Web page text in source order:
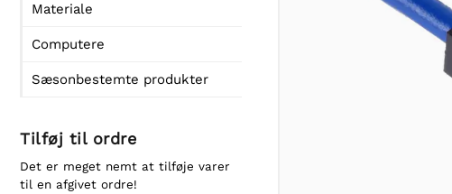
Materiale
Computere
Sæsonbestemte produkter
Tilføj til ordre
Det er meget nemt at tilføje varer
til en afgivet ordre!